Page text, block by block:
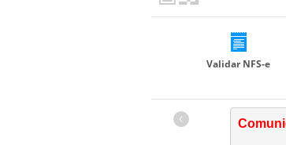
Validar NFS-e
‹